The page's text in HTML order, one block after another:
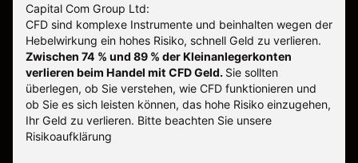
Capital Com Group Ltd:
CFD sind komplexe Instrumente und beinhalten wegen der
Hebelwirkung ein hohes Risiko, schnell Geld zu verlieren.
Zwischen 74 % und 89 % der Kleinanlegerkonten
verlieren beim Handel mit CFD Geld. Sie sollten
überlegen, ob Sie verstehen, wie CFD funktionieren und
ob Sie es sich leisten können, das hohe Risiko einzugehen,
Ihr Geld zu verlieren. Bitte beachten Sie unsere
Risikoaufklärung